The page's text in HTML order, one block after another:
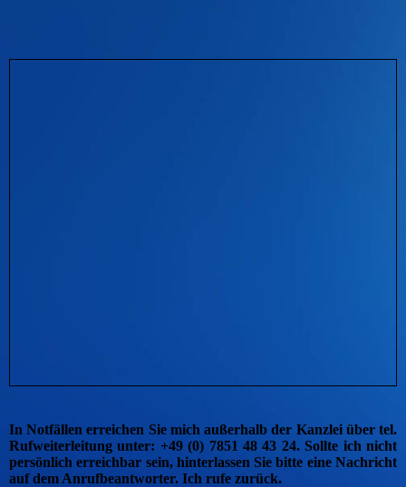
In Notfällen erreichen Sie mich außerhalb der Kanzlei über tel.
Rufweiterleitung unter: +49 (0) 7851 48 43 24. Sollte ich nicht
persönlich erreichbar sein, hinterlassen Sie bitte eine Nachricht
auf dem Anrufbeantworter. Ich rufe zurück.